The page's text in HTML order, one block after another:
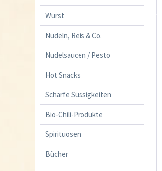
Wurst
Nudeln, Reis & Co.
Nudelsaucen / Pesto
Hot Snacks
Scharfe Süssigkeiten
Bio-Chili-Produkte
Spirituosen
Bücher